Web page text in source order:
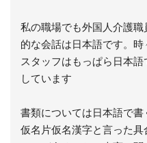
私の職場でも外国人介護
的な会話は日本語です。
スタッフはもっぱら日本
しています
書類については日本語で
仮名片仮名漢字と言った